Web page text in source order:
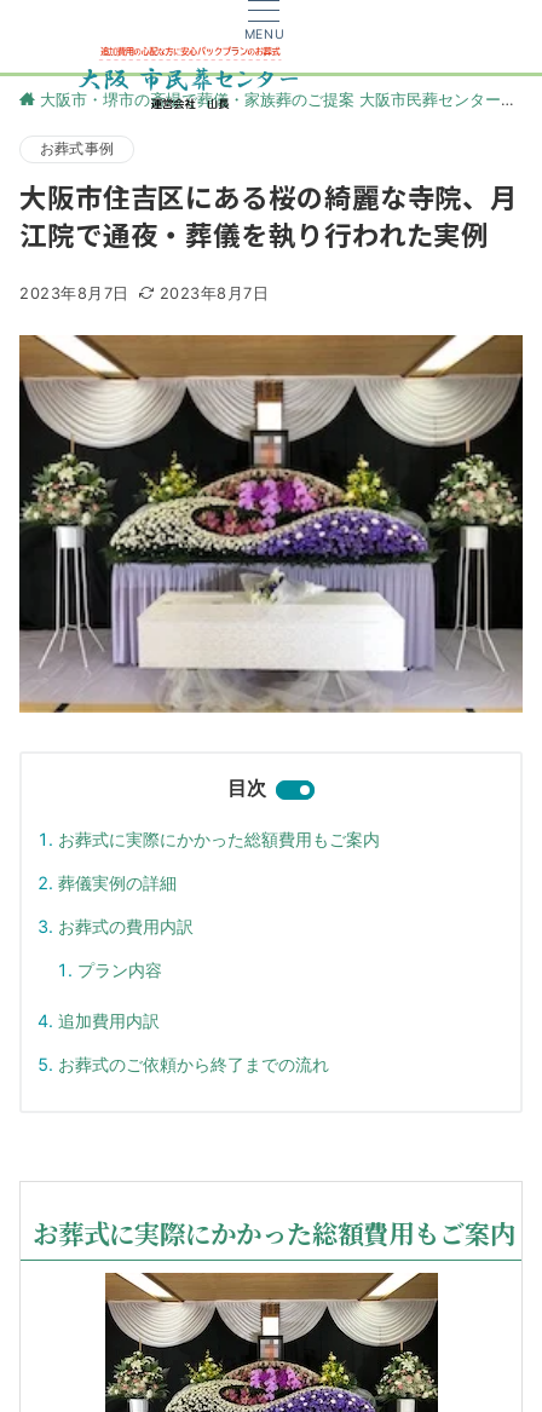
MENU
大阪市・堺市の斎場で葬儀・家族葬のご提案 大阪市民葬センター
お葬式事例
大阪市住吉区にある桜の綺麗な寺院、月
江院で通夜・葬儀を執り行われた実例
2023年8月7日 2023年8月7日
目次
お葬式に実際にかかった総額費用もご案内
葬儀実例の詳細
お葬式の費用内訳
プラン内容
追加費用内訳
お葬式のご依頼から終了までの流れ
お葬式に実際にかかった総額費用もご案内